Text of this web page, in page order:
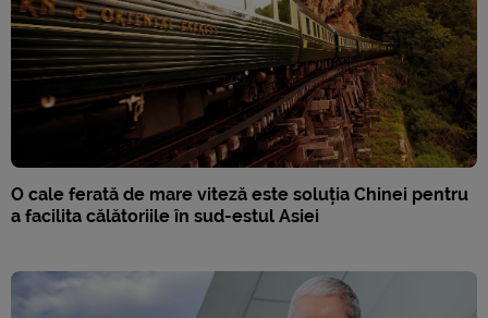
O cale ferată de mare viteză este soluția Chinei pentru
a facilita călătoriile în sud-estul Asiei